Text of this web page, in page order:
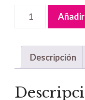
Bola
cantidad
Descripción